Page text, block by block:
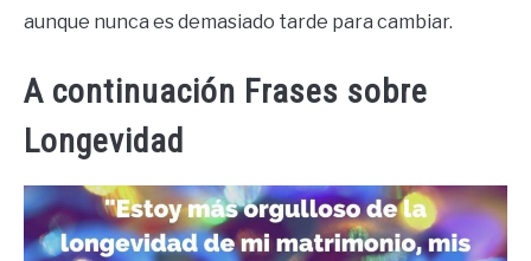
aunque nunca es demasiado tarde para cambiar.
A continuación Frases sobre
Longevidad